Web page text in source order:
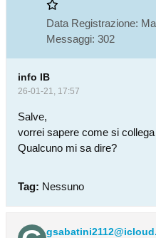
Data Registrazione:
Messaggi: 302
info IB
26-01-21, 17:57
Salve,
vorrei sapere come si
Qualcuno mi sa dire?
Tag: Nessuno